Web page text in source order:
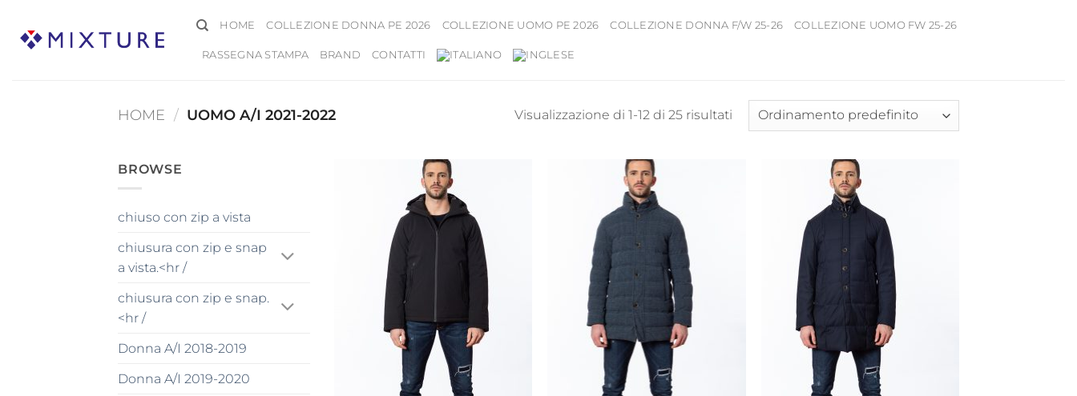
contenuti
HOME COLLEZIONE DONNA PE 2026 COLLEZIONE UOMO PE 2026 COLLEZIONE DONNA F/W 25-26 COLLEZIONE UOMO FW 25-26
RASSEGNA STAMPA BRAND CONTATTI
HOME / UOMO A/I 2021-2022 Visualizzazione di 1-12 di 25 risultati
BROWSE
chiuso con zip a vista
chiusura con zip e snap
a vista.<hr /
chiusura con zip e snap.
<hr /
Donna A/I 2018-2019
Donna A/I 2019-2020